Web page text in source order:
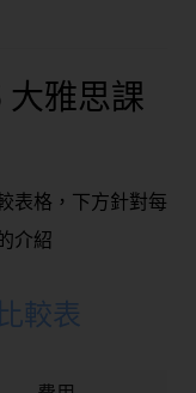
大雅思課
表格，下方針對每
介紹
較表